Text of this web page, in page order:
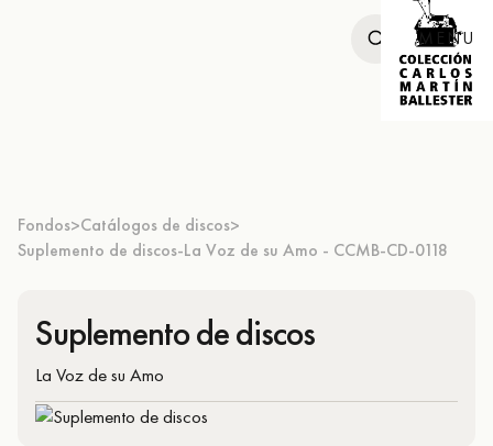
MENU
Fondos>Catálogos de discos>
Suplemento de discos-La Voz de su Amo - CCMB-CD-0118
Suplemento de discos
La Voz de su Amo